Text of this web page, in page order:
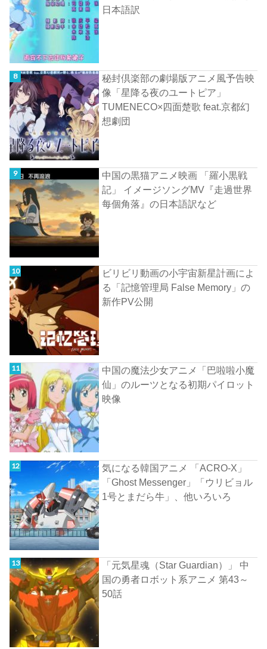
日本語訳
秘封倶楽部の劇場版アニメ風予告映
像「星降る夜のユートピア」
TUMENECO×四面楚歌 feat.京都幻
想劇団
中国の黒猫アニメ映画 「羅小黒戦
記」 イメージソングMV『走過世界
每個角落』の日本語訳など
ビリビリ動画の小宇宙新星計画によ
る「記憶管理局 False Memory」の
新作PV公開
中国の魔法少女アニメ「巴啦啦小魔
仙」のルーツとなる初期パイロット
映像
気になる韓国アニメ 「ACRO-X」
「Ghost Messenger」「ウリビョル
1号とまだら牛」、他いろいろ
「元気星魂（Star Guardian）」 中
国の勇者ロボット系アニメ 第43～
50話